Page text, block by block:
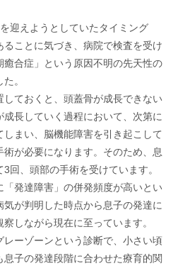
迎えようとしていたタイミング
ことに気づき、病院で検査を受け
合症」という原因不明の先天性の
。
ておくと、頭蓋骨が成長できない
長していく過程において、次第に
まい、脳機能障害を引き起こして
術が必要になります。そのため、息
回、頭部の手術を受けています。
発達障害」の併発頻度が高いとい
が判明した時点から息子の発達に
しながら現在に至っています。
ーゾーンという診断で、小さい頃
子の発達段階に合わせた療育的関